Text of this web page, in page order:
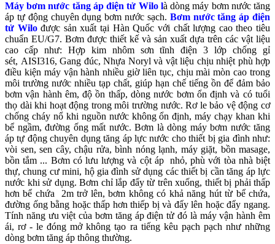
Máy bơm nước tăng áp điện tử Wilo là dòng máy bơm nước tăng
áp tự động chuyên dụng bơm nước sạch. Bơm nước tăng áp điện
tử Wilo được sản xuất tại Hàn Quốc với chất lượng cao theo tiêu
chuẩn EU/G7. Bơm được thiết kế và sản xuất dựa trên các vật liệu
cao cấp như: Hợp kim nhôm sơn tĩnh điện 3 lớp chống gỉ
sét, AISI316, Gang đúc, Nhựa Noryl và vật liệu chịu nhiệt phù hợp
điều kiện máy vận hành nhiều giờ liên tục, chịu mài mòn cao trong
môi trường nước nhiều tạp chất, giúp hạn chế tiếng ồn để đảm bảo
bơm vận hành êm, độ ồn thấp, dòng nước bơm ổn định và có tuổi
thọ dài khi hoạt động trong môi trường nước. Rơ le bảo vệ động cơ
chống cháy nổ khi nguồn nước không ổn định, máy chạy khan khi
bể ngầm, đường ống mất nước. Bơm là dòng máy bơm nước tăng
áp tự động chuyên dụng tăng áp lực nước cho thiết bị gia đình như:
vòi sen, sen cây, chậu rửa, bình nóng lạnh, máy giặt, bồn masage,
bồn tắm ... Bơm có lưu lượng và cột áp nhỏ, phù với tòa nhà biệt
thự, chung cư mini, hộ gia đình sử dụng các thiết bị cần tăng áp lực
nước khi sử dụng. Bơm chỉ lắp đẩy từ trên xuống, thiết bị phải thấp
hơn bể chứa 2m trở lên, bơm không có khả năng hút từ bể chứa,
đường ống bằng hoặc thấp hơn thiếp bị và đẩy lên hoặc đẩy ngang.
Tính năng ưu việt của bơm tăng áp điện tử đó là máy vận hành êm
ái, rơ - le đóng mở không tạo ra tiếng kêu pạch pạch như những
dòng bơm tăng áp thông thường.